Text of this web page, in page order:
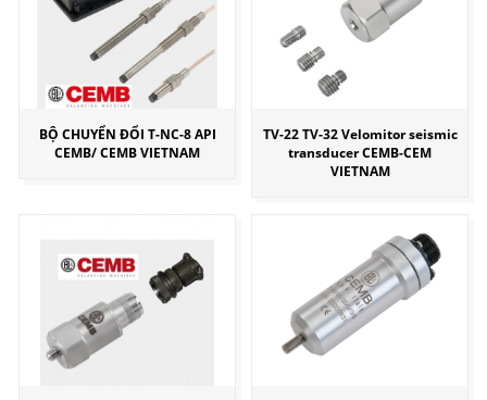
BỘ CHUYỂN ĐỔI T-NC-8 API
CEMB/ CEMB VIETNAM
TV-22 TV-32 Velomitor seismic
transducer CEMB-CEM
VIETNAM